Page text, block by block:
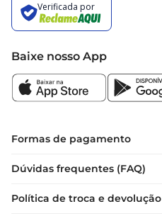
Baixe nosso App
Formas de pagamento
Dúvidas frequentes (FAQ)
Política de troca e devolução